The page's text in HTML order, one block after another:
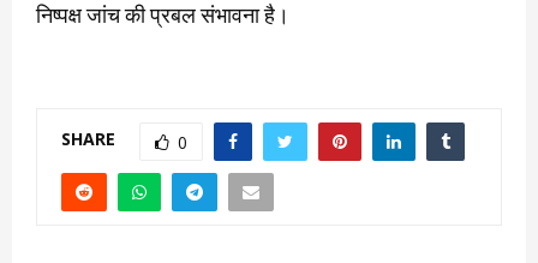
निष्पक्ष जांच की प्रबल संभावना है।
SHARE 0